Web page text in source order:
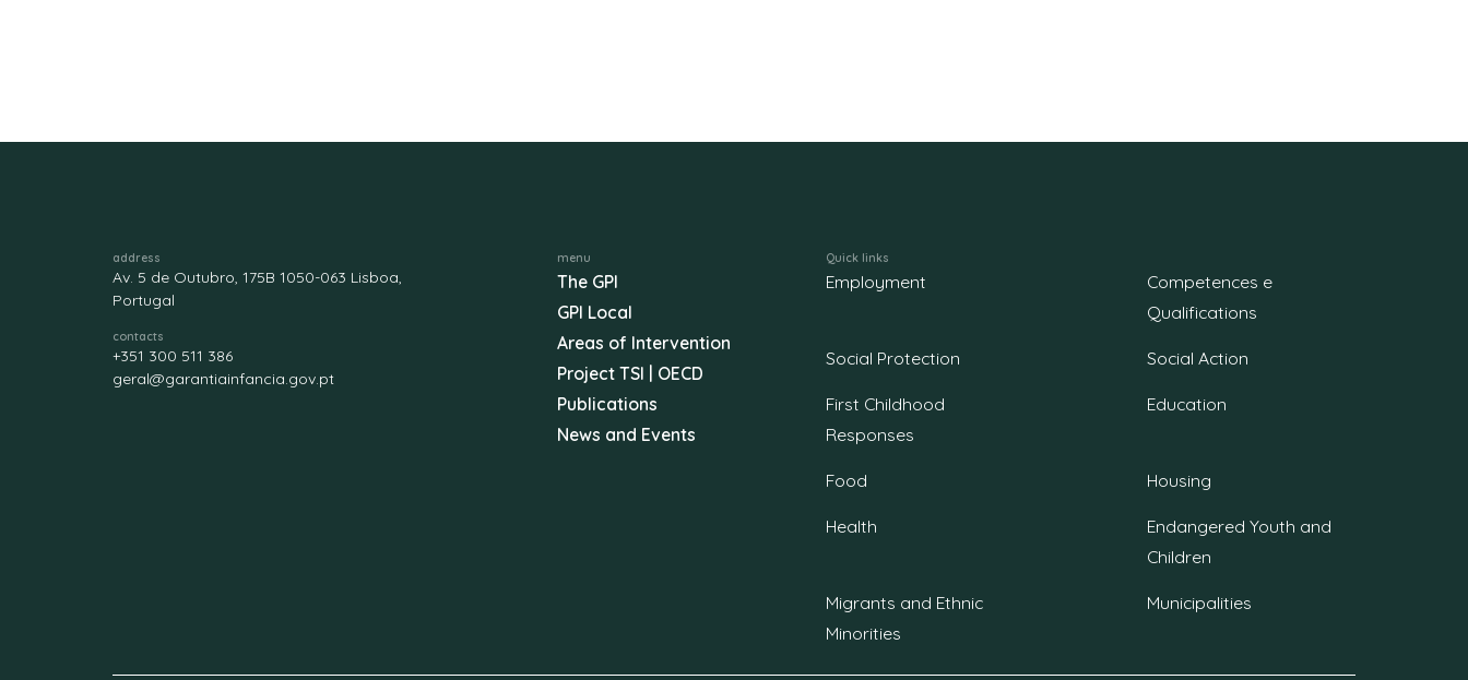
address
Av. 5 de Outubro, 175B 1050-063 Lisboa,
Portugal
contacts
+351 300 511 386
geral@garantiainfancia.gov.pt
menu
The GPI
GPI Local
Areas of Intervention
Project TSI | OECD
Publications
News and Events
Quick links
Employment
Competences e
Qualifications
Social Protection Social Action
First Childhood
Responses
Education
Food Housing
Health
Endangered Youth and
Children
Migrants and Ethnic
Minorities
Municipalities